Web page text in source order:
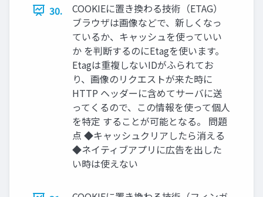
30.
COOKIEに置き換わる技術（ETAG）
ブラウザは画像などで、新しくなっ
ているか、キャッシュを使っていい
か を判断するのにEtagを使います。
Etagは重複しないIDがふられてお
り、画像のリクエストが来た時に
HTTP ヘッダーに含めてサーバに送
ってくるので、この情報を使って個人
を特定 することが可能となる。 問題
点 ◆キャッシュクリアしたら消える
◆ネイティブアプリに広告を出した
い時は使えない